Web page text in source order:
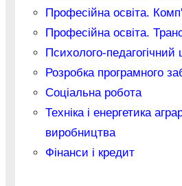
Професійна освіта.
Професійна освіта.
Психолого-педагогічний
Розробка програмного
Соціальна робота
Техніка і енергетика
виробництва
Фінанси і кредит